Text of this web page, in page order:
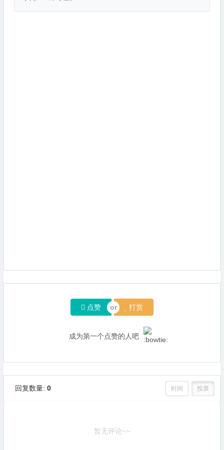
点赞 打赏
成为第一个点赞的人吧
回复数量: 0 时间 投票
暂无评论~~